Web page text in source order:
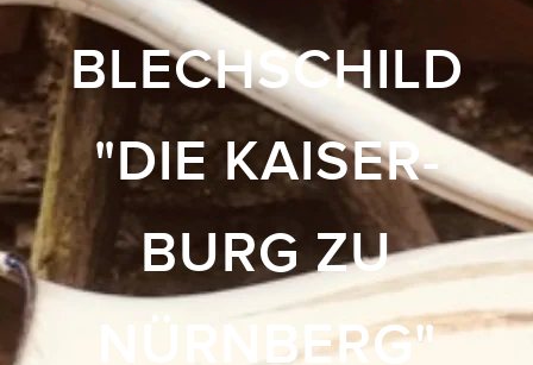
BLECHSCHILD
"DIE KAISER-
BURG ZU
NÜRNBERG"